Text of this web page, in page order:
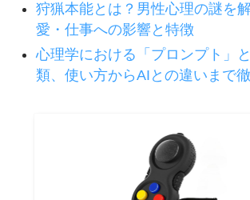
狩猟本能とは？男性心理の謎を
愛・仕事への影響と特徴
心理学における「プロンプト」
類、使い方からAIとの違いまで